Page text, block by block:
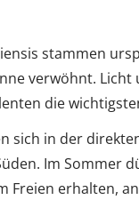
stammen
verwöhnt.
die
sich in der
Im Sommer
Freien erhalten,